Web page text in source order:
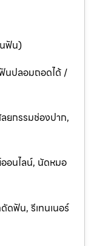
ฟัน)
นปลอมถอดได้ /
ยกรรมช่องปาก,
อนไลน์, นัดหมอ
ดฟัน, รีเทนเนอร์